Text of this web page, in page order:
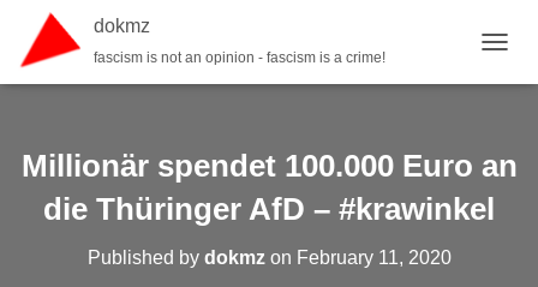
dokmz
fascism is not an opinion - fascism is a crime!
Millionär spendet 100.000 Euro an
die Thüringer AfD – #krawinkel
Published by dokmzon February 11, 2020